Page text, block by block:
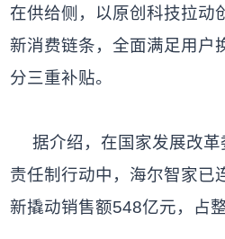
在供给侧，以原创科技拉动
新消费链条，全面满足用户
分三重补贴。
据介绍，在国家发展改革
责任制行动中，海尔智家已
新撬动销售额548亿元，占